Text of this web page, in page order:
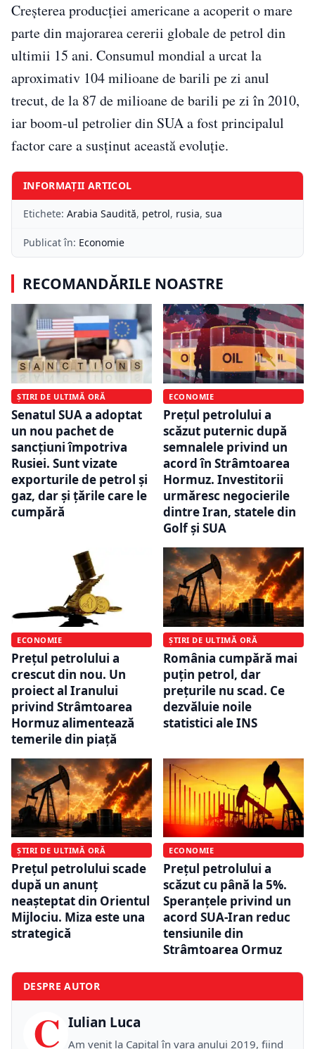
Creșterea producției americane a acoperit o mare
parte din majorarea cererii globale de petrol din
ultimii 15 ani. Consumul mondial a urcat la
aproximativ 104 milioane de barili pe zi anul
trecut, de la 87 de milioane de barili pe zi în 2010,
iar boom-ul petrolier din SUA a fost principalul
factor care a susținut această evoluție.
INFORMAȚII ARTICOL
Etichete: Arabia Saudită, petrol, rusia, sua
Publicat în: Economie
RECOMANDĂRILE NOASTRE
ȘTIRI DE ULTIMĂ ORĂ
Senatul SUA a adoptat
un nou pachet de
sancțiuni împotriva
Rusiei. Sunt vizate
exporturile de petrol și
gaz, dar și țările care le
cumpără
ECONOMIE
Prețul petrolului a
scăzut puternic după
semnalele privind un
acord în Strâmtoarea
Hormuz. Investitorii
urmăresc negocierile
dintre Iran, statele din
Golf și SUA
ECONOMIE
Prețul petrolului a
crescut din nou. Un
proiect al Iranului
privind Strâmtoarea
Hormuz alimentează
temerile din piață
ȘTIRI DE ULTIMĂ ORĂ
România cumpără mai
puțin petrol, dar
prețurile nu scad. Ce
dezvăluie noile
statistici ale INS
ȘTIRI DE ULTIMĂ ORĂ
Prețul petrolului scade
după un anunț
neașteptat din Orientul
Mijlociu. Miza este una
strategică
ECONOMIE
Prețul petrolului a
scăzut cu până la 5%.
Speranțele privind un
acord SUA-Iran reduc
tensiunile din
Strâmtoarea Ormuz
DESPRE AUTOR
C Iulian Luca
Am venit la Capital în vara anului 2019, fiind